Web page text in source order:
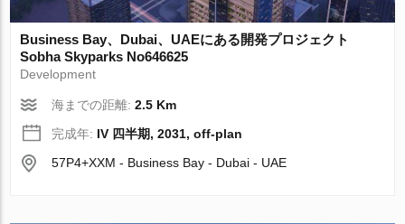
Business Bay、Dubai、UAEにある開発プロジェクト
Sobha Skyparks No646625
Development
海までの距離:2.5 Km
完成年: IV 四半期, 2031, off-plan
57P4+XXM - Business Bay - Dubai - UAE